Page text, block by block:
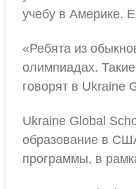
учебу в Америке.
«Ребята из
олимпиадах.
говорят в Ukraine
Ukraine Global
образование в
программы, в